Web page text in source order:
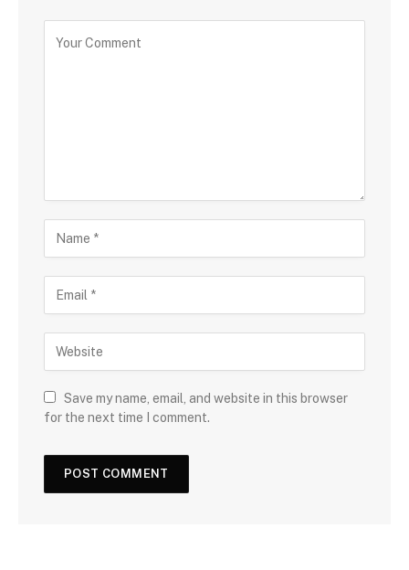
Save my name, email, and website in this browser
for the next time I comment.